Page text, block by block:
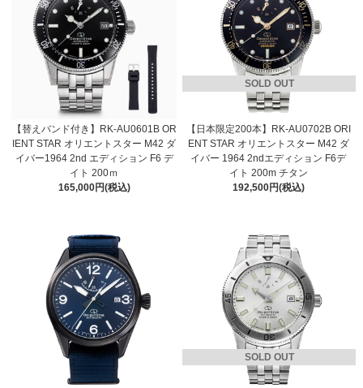
【替えバンド付き】RK-AU0601B OR
IENT STAR オリエントスター M42 ダ
イバー1964 2nd エディション F6 デ
イト 200ｍ
165,000円(税込)
SOLD OUT
【日本限定200本】RK-AU0702B ORI
ENT STAR オリエントスター M42 ダ
イバー 1964 2ndエディション F6デ
イト 200m チタン
192,500円(税込)
SOLD OUT